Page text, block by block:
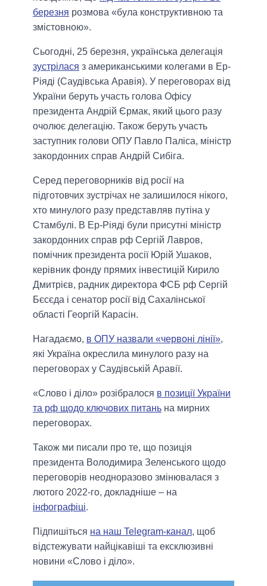
березня розмова «була конструктивною та
змістовною».
Сьогодні, 25 березня, українська делегація
зустрілася з американськими колегами в Ер-
Ріяді (Саудівська Аравія). У переговорах від
України беруть участь голова Офісу
президента Андрій Єрмак, який цього разу
очолює делегацію. Також беруть участь
заступник голови ОПУ Павло Паліса, міністр
закордонних справ Андрій Сибіга.
Серед переговорників від росії на
підготовчих зустрічах не залишилося нікого,
хто минулого разу представляв путіна у
Стамбулі. В Ер-Ріяді були присутні міністр
закордонних справ рф Сергій Лавров,
помічник президента росії Юрій Ушаков,
керівник фонду прямих інвестицій Кирило
Дмитрієв, радник директора ФСБ рф Сергій
Бєсєда і сенатор росії від Сахалінської
області Георгій Карасін.
Нагадаємо, в ОПУ назвали «червоні лінії»,
які Україна окреслила минулого разу на
переговорах у Саудівській Аравії.
«Слово і діло» розібралося в позиції України
та рф щодо ключових питань на мирних
переговорах.
Також ми писали про те, що позиція
президента Володимира Зеленського щодо
переговорів неодноразово змінювалася з
лютого 2022-го, докладніше – на
інфографіці.
Підпишіться на наш Telegram-канал, щоб
відстежувати найцікавіші та ексклюзивні
новини «Слово і діло».